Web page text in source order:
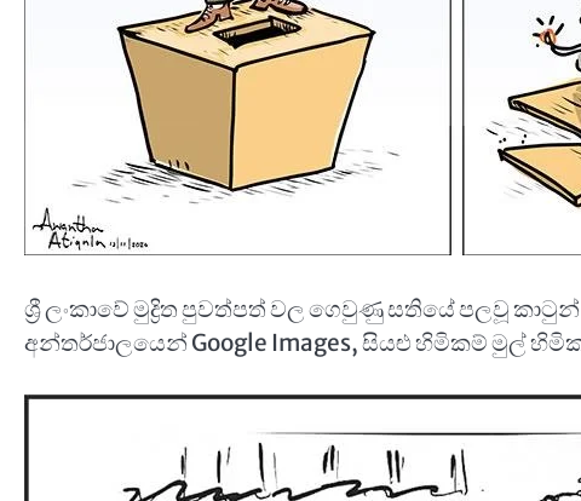
ශ්‍රී ලංකාවේ මුද්‍රිත පුවත්පත් වල ගෙවුණු සතියේ පලවූ
අන්තර්ජාලයෙන් Google Images, සියළු හිමිකම් මුල්